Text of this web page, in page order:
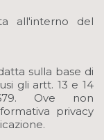
all'interno del
sulla base di
gli artt. 13 e 14
Ove non
privacy